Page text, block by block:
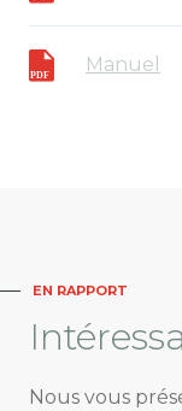
Manuel
EN RAPPORT
Nous vous